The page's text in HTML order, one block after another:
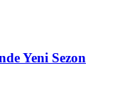
Yeni Sezon